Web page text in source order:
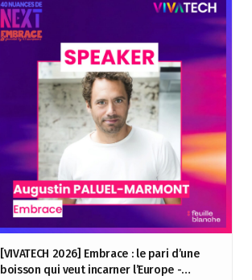
[VIVATECH 2026] Embrace : le pari d’une
boisson qui veut incarner l’Europe -